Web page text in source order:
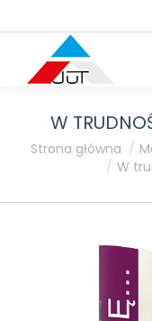
W
Jesteś tutaj:
Strona główna
W